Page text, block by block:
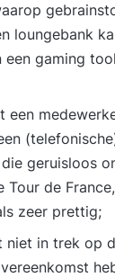
loungebank
een gaming
een
geruisloos
de
zeer prettig;
niet in trek op